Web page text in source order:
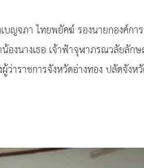
ญจภา ไทยพยัคฆ์ รองนายกองค์กา
องนางเธอ เจ้าฟ้าจุฬาภรณวลัยลั
ราชการจังหวัดอ่างทอง ปลัดจังห